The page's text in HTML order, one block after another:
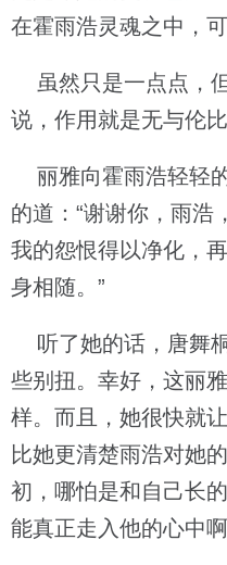
在霍雨浩灵魂之中，
虽然只是一点点，
说，作用就是无与伦比
丽雅向霍雨浩轻轻
的道：“谢谢你，雨浩
我的怨恨得以净化，
身相随。”
听了她的话，唐舞
些别扭。幸好，这丽
样。而且，她很快就
比她更清楚雨浩对她
初，哪怕是和自己长
能真正走入他的心中啊